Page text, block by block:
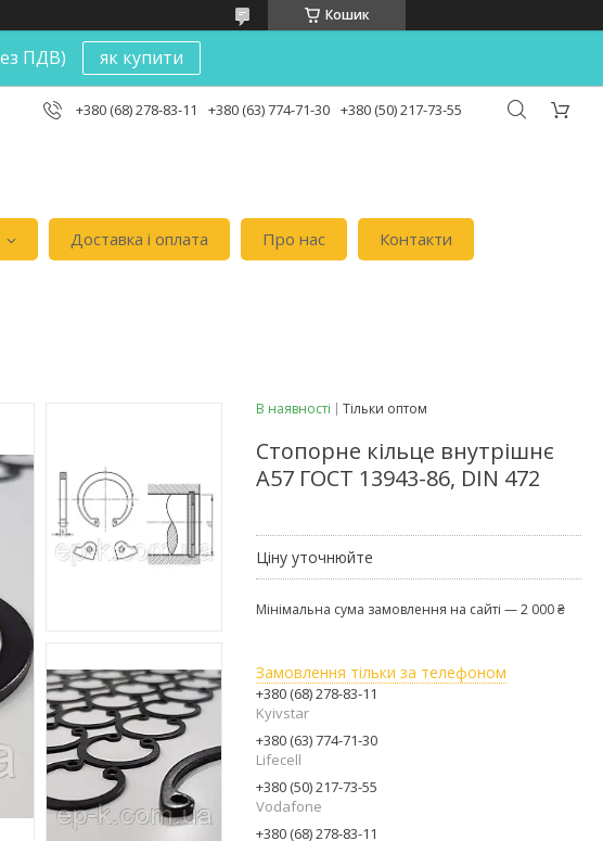
Кошик
ПДВ) як купити
+380 (68) 278-83-11 +380 (63) 774-71-30 +380 (50) 217-73-55
Доставка i оплата Про нас Контакти
В наявності Тільки оптом
Стопорне кільце внутрішнє
А57 ГОСТ 13943-86, DIN 472
Ціну уточнюйте
Мінімальна сума замовлення на сайті — 2 000 ₴
Замовлення тільки за телефоном
+380 (68) 278-83-11
Kyivstar
+380 (63) 774-71-30
Lifecell
+380 (50) 217-73-55
Vodafone
+380 (68) 278-83-11